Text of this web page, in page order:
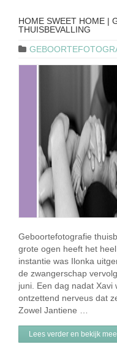
HOME SWEET HOME |
THUISBEVALLING
Geboortefotografie
grote ogen heeft het
instantie was Ilonka
de zwangerschap
juni. Een dag nadat Xavi
ontzettend nerveus dat
Zowel Jantiene …
Lees verder en bekijk